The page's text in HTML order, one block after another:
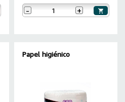
- +
Papel higiénico